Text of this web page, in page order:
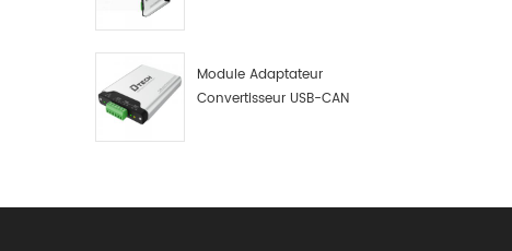
Module Adaptateur
Convertisseur USB-CAN